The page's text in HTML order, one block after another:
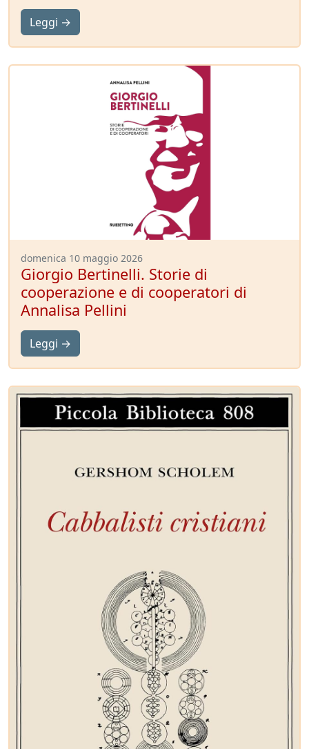
Leggi →
domenica 10 maggio 2026
Giorgio Bertinelli. Storie di
cooperazione e di cooperatori di
Annalisa Pellini
Leggi →